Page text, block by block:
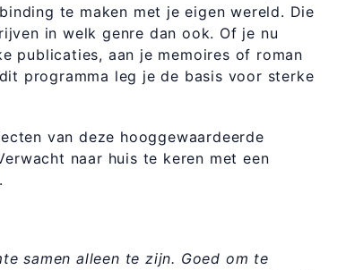
te maken met je eigen wereld. Die
in welk genre dan ook. Of je nu
publicaties, aan je memoires of roman
programma leg je de basis voor sterke
van deze hooggewaardeerde
naar huis te keren met een
samen alleen te zijn. Goed om te